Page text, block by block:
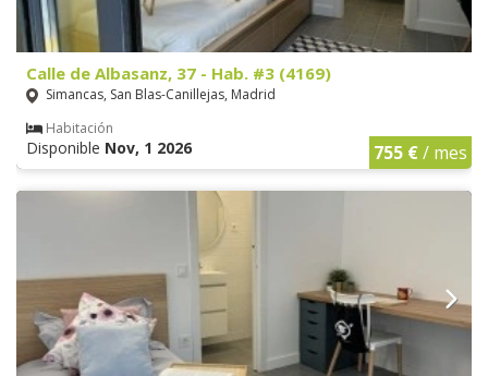
Calle de Albasanz, 37 - Hab. #3 (4169)
Simancas, San Blas-Canillejas, Madrid
Habitación
Disponible Nov, 1 2026 755 €/ mes